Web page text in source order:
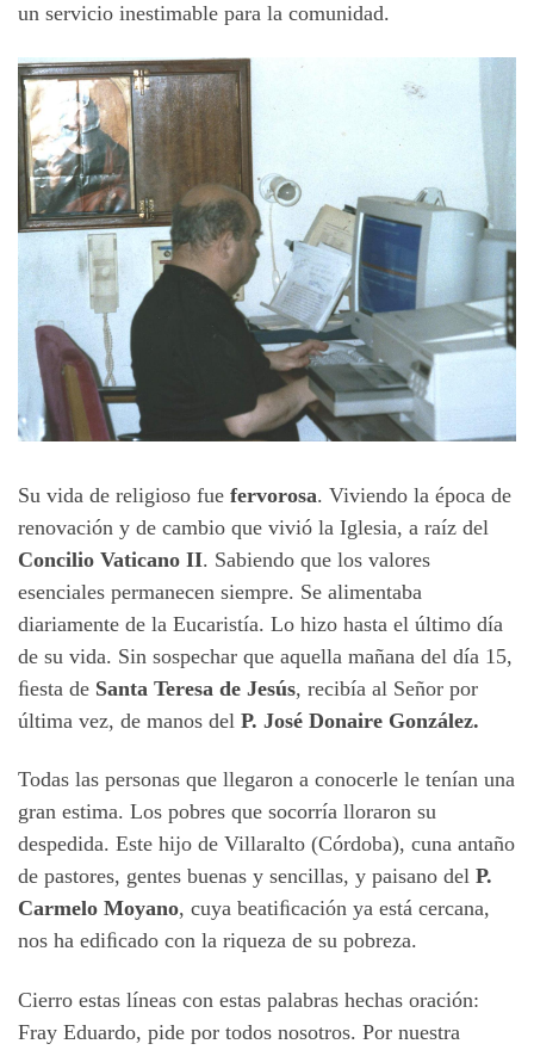
un servicio inestimable para la comunidad.
Su vida de religioso fue fervorosa. Viviendo la época de
renovación y de cambio que vivió la Iglesia, a raíz del
Concilio Vaticano II. Sabiendo que los valores
esenciales permanecen siempre. Se alimentaba
diariamente de la Eucaristía. Lo hizo hasta el último día
de su vida. Sin sospechar que aquella mañana del día 15,
ﬁesta de Santa Teresa de Jesús, recibía al Señor por
última vez, de manos del P. José Donaire González.
Todas las personas que llegaron a conocerle le tenían una
gran estima. Los pobres que socorría lloraron su
despedida. Este hijo de Villaralto (Córdoba), cuna antaño
de pastores, gentes buenas y sencillas, y paisano del P.
Carmelo Moyano, cuya beatiﬁcación ya está cercana,
nos ha ediﬁcado con la riqueza de su pobreza.
Cierro estas líneas con estas palabras hechas oración:
Fray Eduardo, pide por todos nosotros. Por nuestra